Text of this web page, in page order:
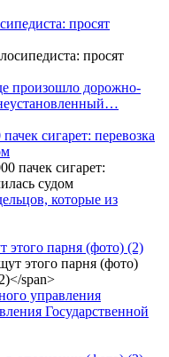
просят
произошло дорожно-
сигарет: перевозка
которые из
этого парня (фото) (2)
управления
Государственной